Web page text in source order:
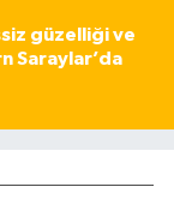
güzelliği ve
Saraylar’da